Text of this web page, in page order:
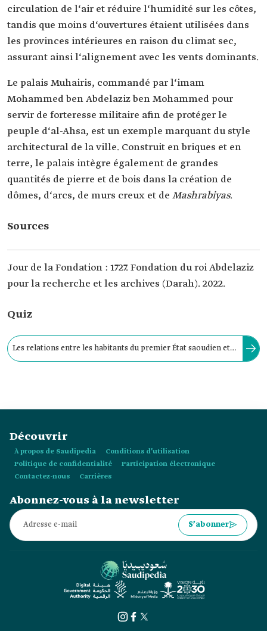
circulation de l‘air et réduire l‘humidité sur les côtes,
tandis que moins d‘ouvertures étaient utilisées dans
les provinces intérieures en raison du climat sec,
assurant ainsi l‘alignement avec les vents dominants.
Le palais Muhairis, commandé par l‘imam
Mohammed ben Abdelaziz ben Mohammed pour
servir de forteresse militaire afin de protéger le
peuple d‘al-Ahsa, est un exemple marquant du style
architectural de la ville. Construit en briques et en
terre, le palais intègre également de grandes
quantités de pierre et de bois dans la création de
dômes, d‘arcs, de murs creux et de Mashrabiyas.
Sources
Jour de la Fondation : 1727. Fondation du roi Abdelaziz
pour la recherche et les archives (Darah). 2022.
Quiz
Les relations entre les habitants du premier État saoudien et
bâtisseurs qualifiés étaient appelés « Ustadh ».
Découvrir
À propos de Saudipedia
Conditions d’utilisation
Politique de confidentialité
Participation électronique
Contactez-nous
Carrières
Abonnez-vous à la newsletter
S’abonner